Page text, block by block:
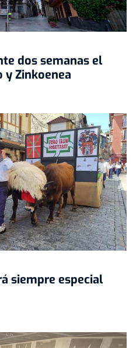
dos semanas el
y Zinkoenea
siempre especial